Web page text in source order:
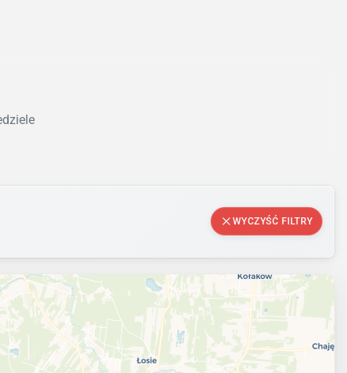
WYCZYŚĆ FILTRY